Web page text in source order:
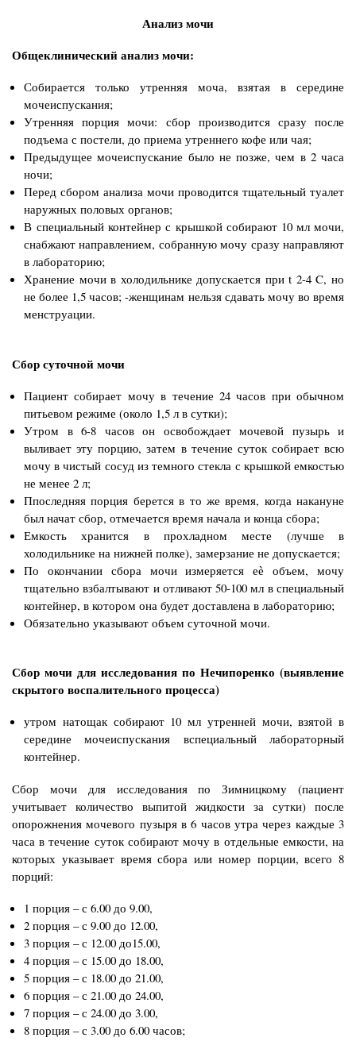
Анализ мочи
Общеклинический анализ мочи:
Собирается только утренняя моча, взятая в середине
мочеиспускания;
Утренняя порция мочи: сбор производится сразу после
подъема с постели, до приема утреннего кофе или чая;
Предыдущее мочеиспускание было не позже, чем в 2 часа
ночи;
Перед сбором анализа мочи проводится тщательный туалет
наружных половых органов;
В специальный контейнер с крышкой собирают 10 мл мочи,
снабжают направлением, собранную мочу сразу направляют
в лабораторию;
Хранение мочи в холодильнике допускается при t 2-4 C, но
не более 1,5 часов; -женщинам нельзя сдавать мочу во время
менструации.
Сбор суточной мочи
Пациент собирает мочу в течение 24 часов при обычном
питьевом режиме (около 1,5 л в сутки);
Утром в 6-8 часов он освобождает мочевой пузырь и
выливает эту порцию, затем в течение суток собирает всю
мочу в чистый сосуд из темного стекла с крышкой емкостью
не менее 2 л;
Ппоследняя порция берется в то же время, когда накануне
был начат сбор, отмечается время начала и конца сбора;
Емкость хранится в прохладном месте (лучше в
холодильнике на нижней полке), замерзание не допускается;
По окончании сбора мочи измеряется еѐ объем, мочу
тщательно взбалтывают и отливают 50-100 мл в специальный
контейнер, в котором она будет доставлена в лабораторию;
Обязательно указывают объем суточной мочи.
Сбор мочи для исследования по Нечипоренко (выявление
скрытого воспалительного процесса)
утром натощак собирают 10 мл утренней мочи, взятой в
середине мочеиспускания вспециальный лабораторный
контейнер.
Сбор мочи для исследования по Зимницкому (пациент
учитывает количество выпитой жидкости за сутки) после
опорожнения мочевого пузыря в 6 часов утра через каждые 3
часа в течение суток собирают мочу в отдельные емкости, на
которых указывает время сбора или номер порции, всего 8
порций:
1 порция – с 6.00 до 9.00,
2 порция – с 9.00 до 12.00,
3 порция – с 12.00 до15.00,
4 порция – с 15.00 до 18.00,
5 порция – с 18.00 до 21.00,
6 порция – с 21.00 до 24.00,
7 порция – с 24.00 до 3.00,
8 порция – с 3.00 до 6.00 часов;